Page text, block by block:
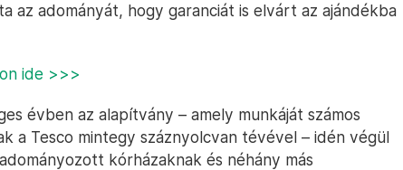
az adományát, hogy garanciát is elvárt az ajándékba
ide >>>
évben az alapítvány – amely munkáját számos
a Tesco mintegy száznyolcvan tévével – idén végül
kórházaknak és néhány más